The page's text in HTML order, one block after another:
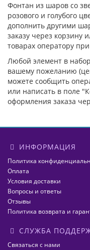
Фонтан из шаров со
розового и голубого
дополнить другими
заказу через корзину
товарах оператору
Любой элемент в
вашему пожеланию
можете сообщить
или написать в поле
оформления заказа
ИНФОРМАЦИЯ
Политика
Оплата
Условия доставки
Вопросы и ответы
Отзывы
Политика возврата и
СЛУЖБА
Связаться с нами